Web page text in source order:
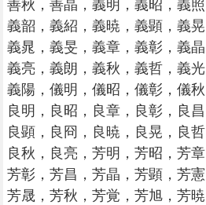
善秋，善晶，義明，義昭，義照
義韶，義紹，義暁，義顕，義晃
義晁，義旻，義章，義彰，義晶
義亮，義朗，義秋，義哲，義光
義陽，儀明，儀昭，儀彰，儀秋
良明，良昭，良章，良彰，良昌
良顕，良冏，良暁，良晃，良哲
良秋，良亮，芳明，芳昭，芳章
芳彰，芳昌，芳晶，芳顕，芳憲
芳晟，芳秋，芳覚，芳旭，芳暁